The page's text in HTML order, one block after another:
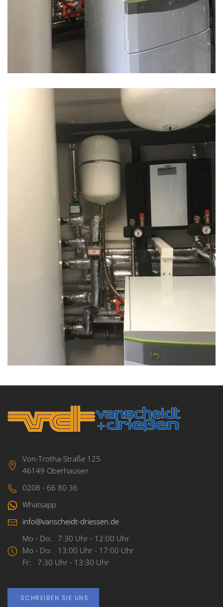
Von-Trotha-Straße 125
46149 Oberhausen
0208 - 66 80 36
Whatsapp
info@vanscheidt-driessen.de
Mo - Do: 7:30 Uhr - 12:00 Uhr
Mo - Do: 13:00 Uhr - 17:00 Uhr
Fr: 7:30 Uhr - 13:30 Uhr
SCHREIBEN SIE UNS